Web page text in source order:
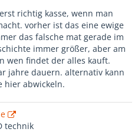
richtig kasse, wenn man
vorher ist das eine ewige
das falsche mat gerade im
immer größer, aber am
wen findet der alles kauft.
jahre dauern. alternativ kann
hier abwickeln.
technik